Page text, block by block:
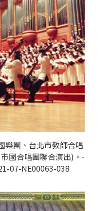
樂團、台北市教師合唱
國合唱團聯合演出)。-
07-NE00063-038